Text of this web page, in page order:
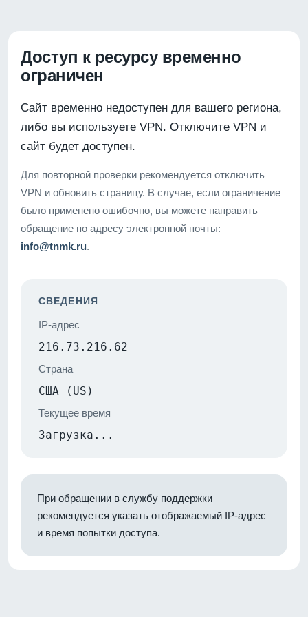
Доступ к ресурсу временно
ограничен
Сайт временно недоступен для вашего региона,
либо вы используете VPN. Отключите VPN и
сайт будет доступен.
Для повторной проверки рекомендуется отключить
VPN и обновить страницу. В случае, если ограничение
было применено ошибочно, вы можете направить
обращение по адресу электронной почты:
info@tnmk.ru.
СВЕДЕНИЯ
IP-адрес
216.73.216.62
Страна
США (US)
Текущее время
Загрузка...
При обращении в службу поддержки
рекомендуется указать отображаемый IP-адрес
и время попытки доступа.